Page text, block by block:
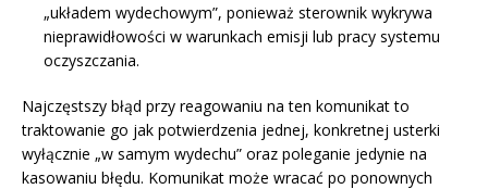
„układem wydechowym”, ponieważ sterownik wykrywa
nieprawidłowości w warunkach emisji lub pracy systemu
oczyszczania.
Najczęstszy błąd przy reagowaniu na ten komunikat to
traktowanie go jak potwierdzenia jednej, konkretnej usterki
wyłącznie „w samym wydechu” oraz poleganie jedynie na
kasowaniu błędu. Komunikat może wracać po ponownych